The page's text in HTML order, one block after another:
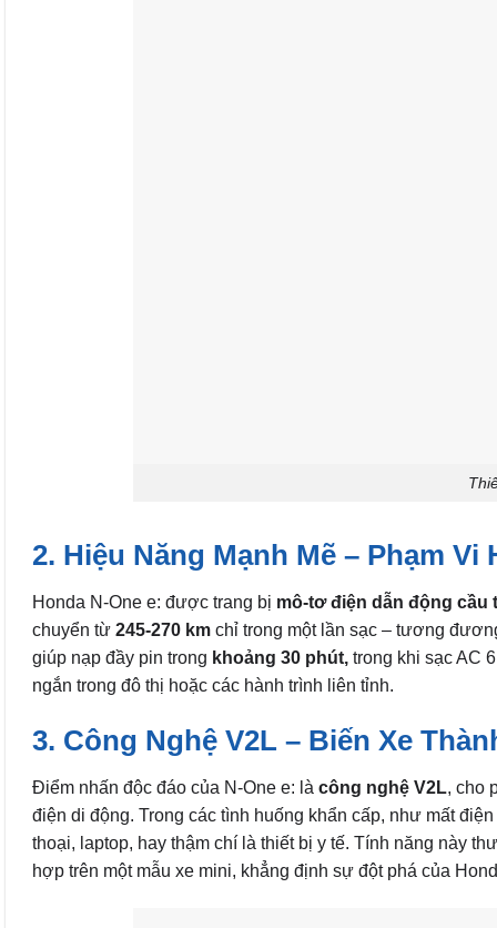
2. Hiệu Năng Mạnh Mẽ – Phạm
Honda N-One e: được trang bị mô-tơ điện dẫn động cầu
chuyển từ 245-270 km chỉ trong một lần sạc – tương
giúp nạp đầy pin trong khoảng 30 phút, trong khi sạc AC
ngắn trong đô thị hoặc các hành trình liên tỉnh.
3. Công Nghệ V2L – Biến Xe
Điểm nhấn độc đáo của N-One e: là công nghệ V2L, cho
điện di động. Trong các tình huống khẩn cấp, như mất
thoại, laptop, hay thậm chí là thiết bị y tế. Tính năng này
hợp trên một mẫu xe mini, khẳng định sự đột phá của